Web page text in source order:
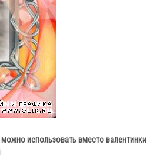
использовать вместо валентинки